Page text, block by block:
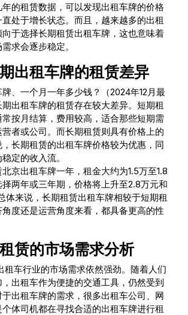
的租赁数据，可以发现出租车牌的价格
处于增长状态。而且，越来越多的出租
于选择长期租赁出租车牌，这也意味着
求会逐步稳定。
出租车牌的租赁差异
、一个月一年多少钱？（2024年12月最
出租车牌的租赁存在较大差异。短期租
按月结算，费用较高，适合那些短期需
者或公司。而长期租赁则具有价格上的
长期租赁的出租车牌价格较为优惠，同
定的收入流。
京出租车牌一年，租金大约为1.5万至1.8
两年或三年期，价格将上升至2.8万元和
体来说，长期租赁出租车牌相较于短期租
度还是运营角度来看，都具备更高的性
赁的市场需求分析
租车行业的市场需求依然强劲。随着人们
出租车作为便捷的交通工具，仍然受到
出租车牌的需求，很多出租车公司、网
体司机都在寻找合适的出租车牌进行租